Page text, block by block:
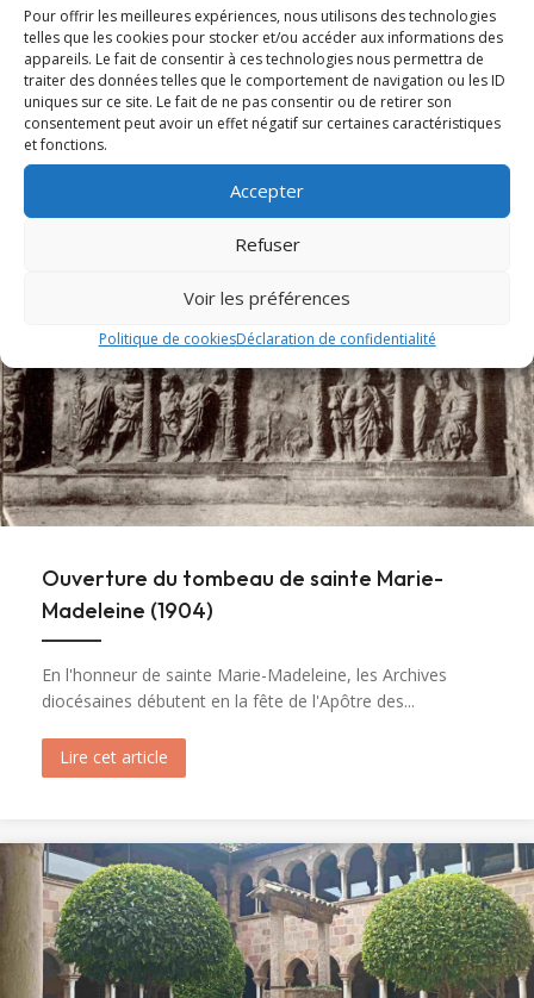
Pour offrir les meilleures expériences, nous utilisons des technologies
telles que les cookies pour stocker et/ou accéder aux informations des
appareils. Le fait de consentir à ces technologies nous permettra de
traiter des données telles que le comportement de navigation ou les ID
uniques sur ce site. Le fait de ne pas consentir ou de retirer son
consentement peut avoir un effet négatif sur certaines caractéristiques
et fonctions.
Accepter
Refuser
Voir les préférences
Politique de cookiesDéclaration de confidentialité
Messe et Vêpres de sainte Christine (1820)
En l'honneur de sainte Christine, les Archives diocésaines
mettent en ligne l'office ancien de sainte...
about Messe et Vêpres de sainte Christine
Ouverture du tombeau de sainte Marie-
Madeleine (1904)
En l'honneur de sainte Marie-Madeleine, les Archives
diocésaines débutent en la fête de l'Apôtre des...
Lire cet article